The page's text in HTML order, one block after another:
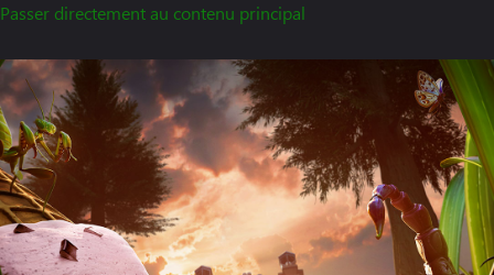
Passer directement au contenu principal